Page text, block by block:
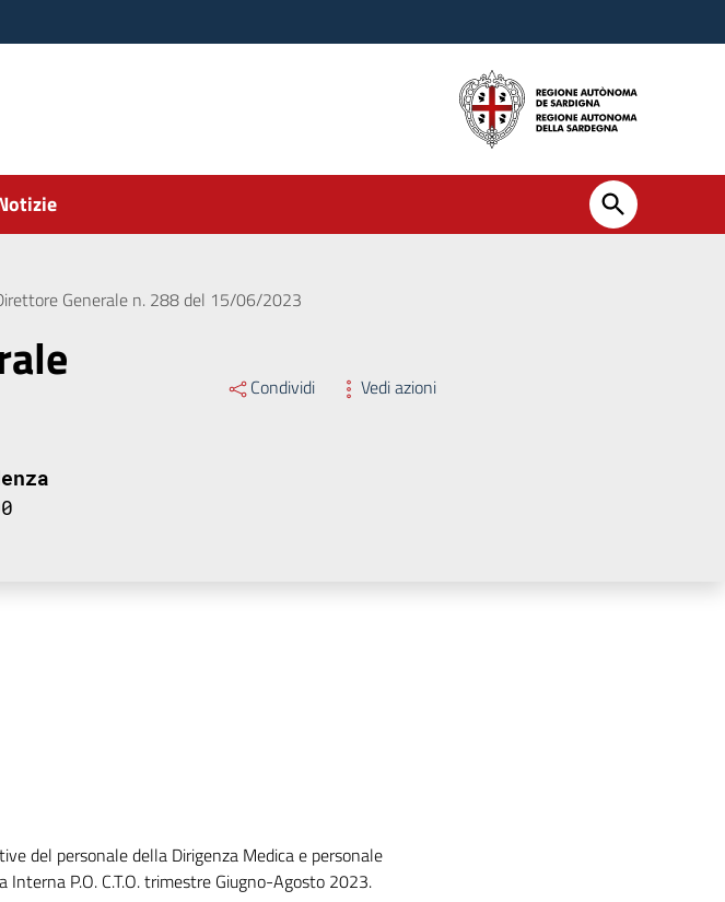
Generale n. 288 del 15/06/2023
Condividi Vedi azioni
del personale della Dirigenza Medica e personale
Interna P.O. C.T.O. trimestre Giugno-Agosto 2023.